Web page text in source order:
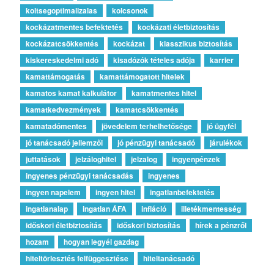
koltsegoptimalizalas
kolcsonok
kockázatmentes befektetés
kockázati életbiztosítás
kockázatcsökkentés
kockázat
klasszikus biztosítás
kiskereskedelmi adó
kisadózók tételes adója
karrier
kamattámogatás
kamattámogatott hitelek
kamatos kamat kalkulátor
kamatmentes hitel
kamatkedvezmények
kamatcsökkentés
kamatadómentes
jövedelem terhelhetősége
jó ügyfél
jó tanácsadó jellemzői
jó pénzügyi tanácsadó
járulékok
juttatások
jelzáloghitel jelzalog
ingyenpénzek
ingyenes pénzügyi tanácsadás
ingyenes
ingyen napelem
ingyen hitel
ingatlanbefektetés
ingatlanalap
ingatlan ÁFA infláció
illetékmentesség
időskori életbiztosítás
időskori biztosítás
hírek a pénzről
hozam
hogyan legyél gazdag
hiteltörlesztés felfüggesztése
hiteltanácsadó